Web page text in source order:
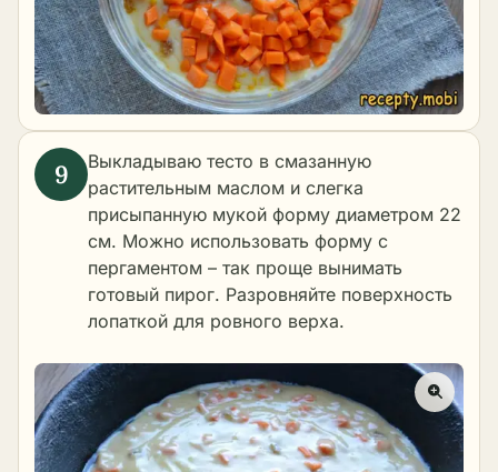
Выкладываю тесто в смазанную
растительным маслом и слегка
присыпанную мукой форму диаметром 22
см. Можно использовать форму с
пергаментом – так проще вынимать
готовый пирог. Разровняйте поверхность
лопаткой для ровного верха.